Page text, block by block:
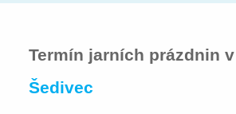
Termín jarních prázdnin
Šedivec